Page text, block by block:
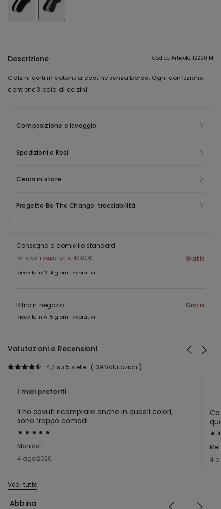
Descrizione Codice Articolo: 1ZZ201M
Calzini corti in cotone a costine senza bordo. Ogni confezione
contiene 3 paia di calzini.
Composizione e lavaggio
Spedizioni e Resi
Cerca in store
Progetto Be The Change: tracciabilità
Consegna a domicilio standard
Per ordini superiori a 49,00€ Gratis
Ricevilo in 2-4 giorni lavorativi
Ritiro in negozio Gratis
Ricevilo in 4-5 giorni lavorativi
Valutazioni e Recensioni
139 Valutazioni
4,7 su 5 stelle
Valutato
5
su
4 ago 2026
Monica L
I miei preferiti
li ho dovuti ricomprare anche in questi colori,
sono troppo comodi
5
su
4
Vedi tutte
Abbina